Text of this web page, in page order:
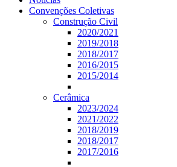
Convenções Coletivas
Construção Civil
2020/2021
2019/2018
2018/2017
2016/2015
2015/2014
Cerâmica
2023/2024
2021/2022
2018/2019
2018/2017
2017/2016